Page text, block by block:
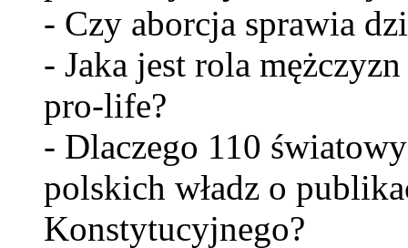
- Czy aborcja sprawia
- Jaka jest rola
pro-life?
- Dlaczego 110
polskich władz o
Konstytucyjnego?